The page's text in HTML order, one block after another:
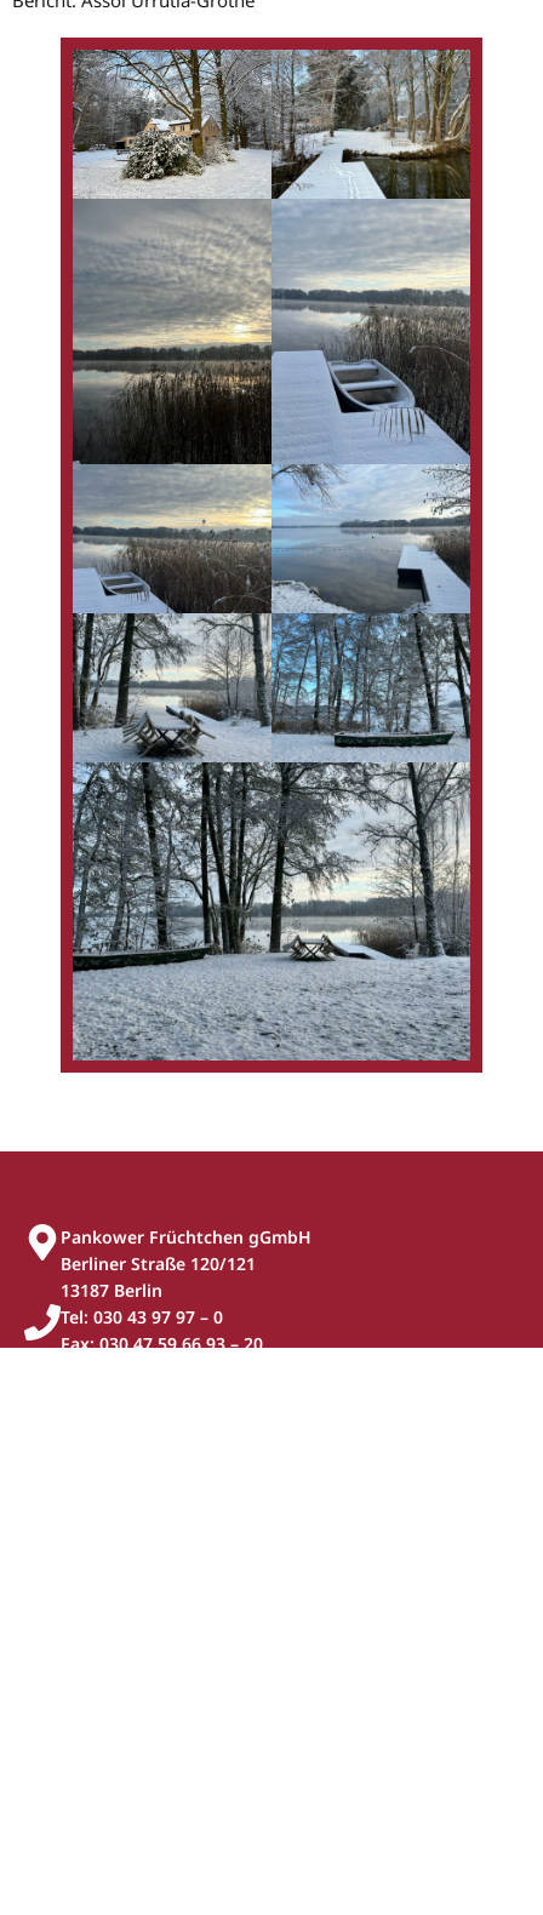
Pankower Früchtchen gGmbH
Berliner Straße 120/121
13187 Berlin
Tel: 030 43 97 97 – 0
Fax: 030 47 59 66 93 – 20